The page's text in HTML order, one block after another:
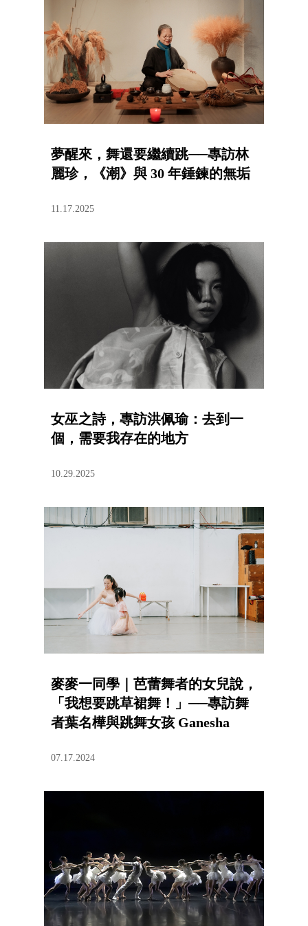
夢醒來，舞還要繼續跳──專訪林
麗珍，《潮》與 30 年錘鍊的無垢
11.17.2025
女巫之詩，專訪洪佩瑜：去到一
個，需要我存在的地方
10.29.2025
麥麥一同學｜芭蕾舞者的女兒說，
「我想要跳草裙舞！」──專訪舞
者葉名樺與跳舞女孩 Ganesha
07.17.2024